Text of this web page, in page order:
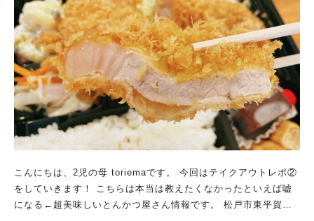
こんにちは、2児の母 toriemaです。 今回はテイクアウトレポ②
をしていきます！ こちらは本当は教えたくなかったといえば嘘
になる←超美味しいとんかつ屋さん情報です。 松戸市東平賀に